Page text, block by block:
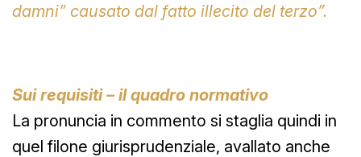
damni” causato dal fatto illecito del terzo”.
Sui requisiti – il quadro normativo
La pronuncia in commento si staglia quindi in
quel filone giurisprudenziale, avallato anche